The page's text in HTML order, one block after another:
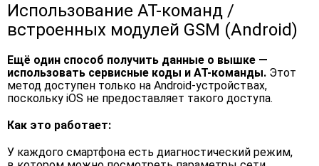
Использование AT-команд /
встроенных модулей GSM (Android)
Ещё один способ получить данные о вышке —
использовать сервисные коды и AT-команды. Этот
метод доступен только на Android-устройствах,
поскольку iOS не предоставляет такого доступа.
Как это работает:
У каждого смартфона есть диагностический режим,